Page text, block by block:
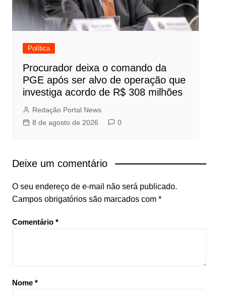
Política
Procurador deixa o comando da
PGE após ser alvo de operação que
investiga acordo de R$ 308 milhões
Redação Portal News
8 de agosto de 2026
0
Deixe um comentário
O seu endereço de e-mail não será publicado.
Campos obrigatórios são marcados com *
Comentário *
Nome *